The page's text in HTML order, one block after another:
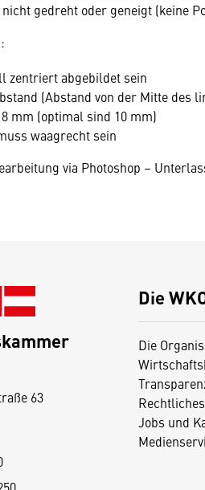
gedreht oder geneigt (keine
zentriert abgebildet sein
(Abstand von der Mitte des
mm (optimal sind 10 mm)
waagrecht sein
via Photoshop –
Die
Die
Rechtliches
Jobs und
63